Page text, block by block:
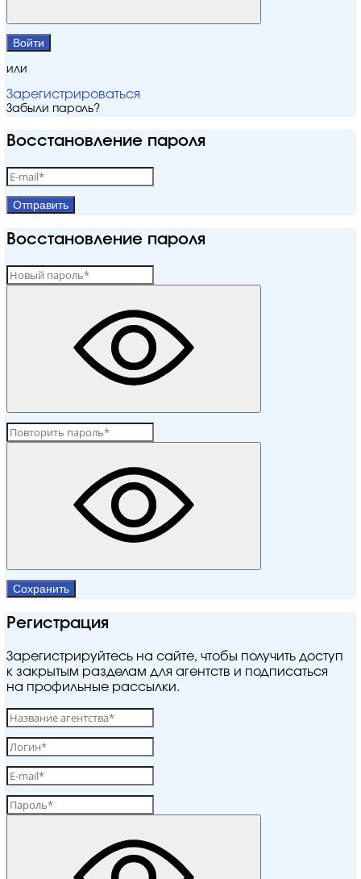
Войти
или
Зарегистрироваться
Забыли пароль?
Восстановление пароля
Отправить
Восстановление пароля
Сохранить
Регистрация
Зарегистрируйтесь на сайте, чтобы получить доступ
к закрытым разделам для агентств и подписаться
на профильные рассылки.